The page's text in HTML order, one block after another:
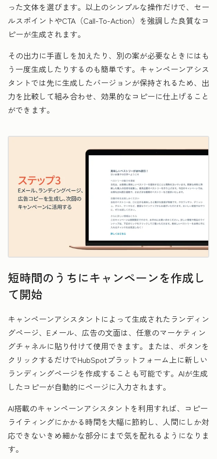
った文体を選びます。以上のシンプルな操作だけで、セー
ルスポイントやCTA（Call-To-Action）を強調した良質なコ
ピーが生成されます。
その出力に手直しを加えたり、別の案が必要なときにはも
う一度生成したりするのも簡単です。キャンペーンアシス
タントでは先に生成したバージョンが保持されるため、出
力を比較して組み合わせ、効果的なコピーに仕上げること
ができます。
短時間のうちにキャンペーンを作成し
て開始
キャンペーンアシスタントによって生成されたランディン
グページ、Eメール、広告の文面は、任意のマーケティン
グチャネルに貼り付けて使用できます。または、ボタンを
クリックするだけでHubSpotプラットフォーム上に新しい
ランディングページを作成することも可能です。AIが生成
したコピーが自動的にページに入力されます。
AI搭載のキャンペーンアシスタントを利用すれば、コピー
ライティングにかかる時間を大幅に節約し、 人間にしか対
応できないきめ細かな部分にまで気を配れるようになりま
す。